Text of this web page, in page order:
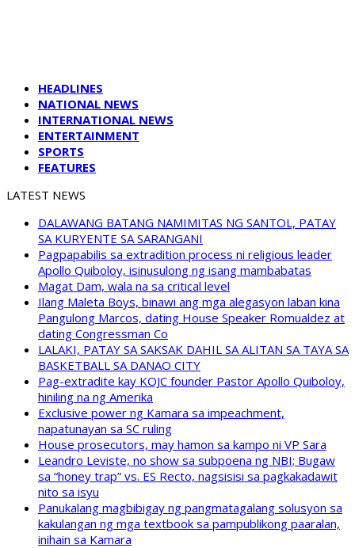
HEADLINES
NATIONAL NEWS
INTERNATIONAL NEWS
ENTERTAINMENT
SPORTS
FEATURES
LATEST NEWS
DALAWANG BATANG NAMIMITAS NG SANTOL, PATAY
SA KURYENTE SA SARANGANI
Pagpapabilis sa extradition process ni religious leader
Apollo Quiboloy, isinusulong ng isang mambabatas
Magat Dam, wala na sa critical level
Ilang Maleta Boys, binawi ang mga alegasyon laban kina
Pangulong Marcos, dating House Speaker Romualdez at
dating Congressman Co
LALAKI, PATAY SA SAKSAK DAHIL SA ALITAN SA TAYA SA
BASKETBALL SA DANAO CITY
Pag-extradite kay KOJC founder Pastor Apollo Quiboloy,
hiniling na ng Amerika
Exclusive power ng Kamara sa impeachment,
napatunayan sa SC ruling
House prosecutors, may hamon sa kampo ni VP Sara
Leandro Leviste, no show sa subpoena ng NBI; Bugaw
sa “honey trap” vs. ES Recto, nagsisisi sa pagkakadawit
nito sa isyu
Panukalang magbibigay ng pangmatagalang solusyon sa
kakulangan ng mga textbook sa pampublikong paaralan,
inihain sa Kamara